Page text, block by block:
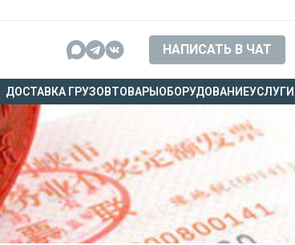
НАПИСАТЬ В ЧАТ
ДОСТАВКА ГРУЗОВТОВАРЫ ОБОРУДОВАНИЕУСЛУГИ